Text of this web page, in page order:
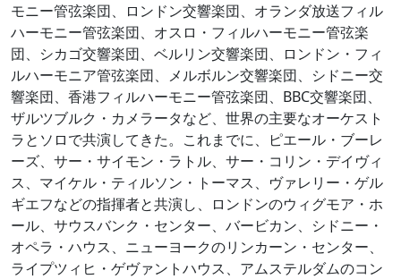
モニー管弦楽団、ロンドン交響楽団、オランダ放送フィル
ハーモニー管弦楽団、オスロ・フィルハーモニー管弦楽
団、シカゴ交響楽団、ベルリン交響楽団、ロンドン・フィ
ルハーモニア管弦楽団、メルボルン交響楽団、シドニー交
響楽団、香港フィルハーモニー管弦楽団、BBC交響楽団、
ザルツブルク・カメラータなど、世界の主要なオーケスト
ラとソロで共演してきた。これまでに、ピエール・ブーレ
ーズ、サー・サイモン・ラトル、サー・コリン・デイヴィ
ス、マイケル・ティルソン・トーマス、ヴァレリー・ゲル
ギエフなどの指揮者と共演し、ロンドンのウィグモア・ホ
ール、サウスバンク・センター、バービカン、シドニー・
オペラ・ハウス、ニューヨークのリンカーン・センター、
ライプツィヒ・ゲヴァントハウス、アムステルダムのコン